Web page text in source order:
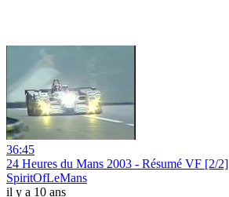
36:45
24 Heures du Mans 2003 - Résumé VF [2/2]
SpiritOfLeMans
il y a 10 ans